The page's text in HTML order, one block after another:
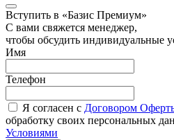
Вступить в «Базис Премиум»
С вами свяжется менеджер,
чтобы обсудить индивидуальные
Имя
Телефон
Я согласен с Договором
обработку своих персональных
Условиями